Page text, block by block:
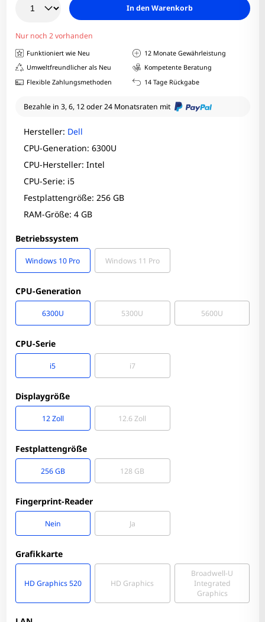
In den Warenkorb
Nur noch 2 vorhanden
Funktioniert wie Neu
12 Monate Gewährleistung
Umweltfreundlicher als Neu
Kompetente Beratung
Flexible Zahlungsmethoden
14 Tage Rückgabe
Bezahle in 3, 6, 12 oder 24 Monatsraten mit
Hersteller: Dell
CPU-Generation: 6300U
CPU-Hersteller: Intel
CPU-Serie: i5
Festplattengröße: 256 GB
RAM-Größe: 4 GB
Betriebssystem
Windows 10 Pro Windows 11 Pro
CPU-Generation
6300U 5300U 5600U
CPU-Serie
i5 i7
Displaygröße
12 Zoll 12.6 Zoll
Festplattengröße
256 GB 128 GB
Fingerprint-Reader
Nein Ja
Grafikkarte
HD Graphics 520 HD Graphics
Broadwell-U
Integrated
Graphics